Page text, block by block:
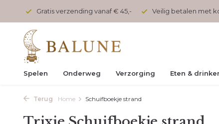
Gratis verzending vanaf € 45,- Veilig betalen met
Spelen Onderweg Verzorging Eten &
Terug Home Schuifboekje strand